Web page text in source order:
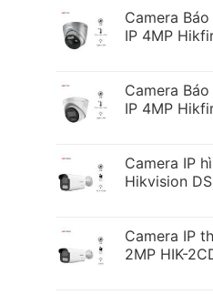
Camera
IP 4MP
Camera
IP 4MP
Camera IP
Hikvision
Camera IP
2MP HIK-